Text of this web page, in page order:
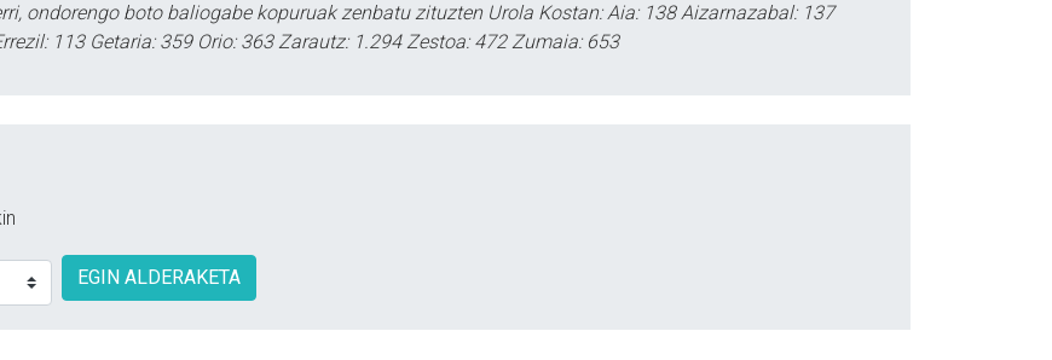
ondorengo boto baliogabe kopuruak zenbatu zituzten Urola Kostan: Aia: 138 Aizarnazabal: 137
113 Getaria: 359 Orio: 363 Zarautz: 1.294 Zestoa: 472 Zumaia: 653
EGIN ALDERAKETA